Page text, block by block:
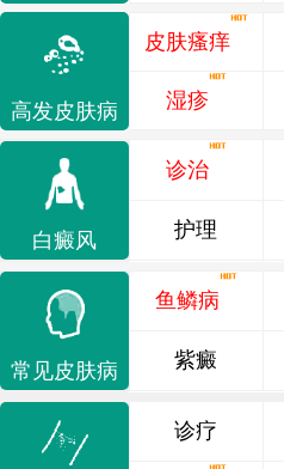
高发皮肤病
皮肤瘙痒
湿疹
白癜风
诊治
护理
常见皮肤病
鱼鳞病
紫癜
诊疗